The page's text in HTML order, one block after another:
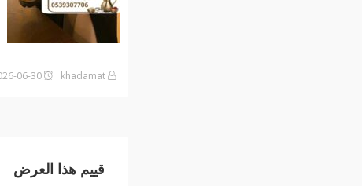
قييم هذا العرض